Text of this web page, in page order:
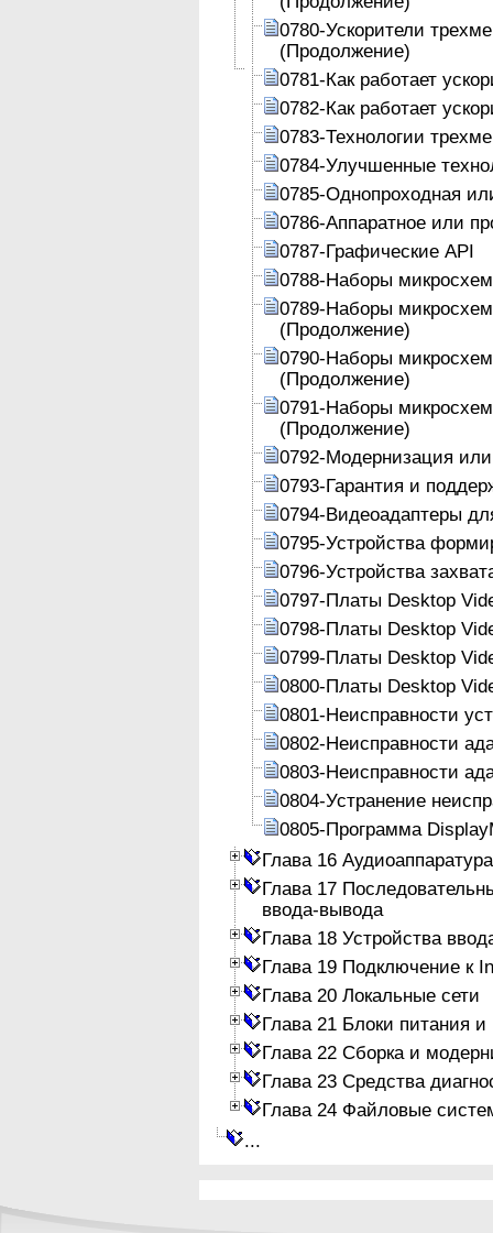
0780-Ускорители
(Продолжение)
0781-Как работает
0782-Как работает
0783-Технологии
0784-Улучшенные
0785-Однопроходная
0786-Аппаратное или
0787-Графические API
0788-Наборы
0789-Наборы
(Продолжение)
0790-Наборы
(Продолжение)
0791-Наборы
(Продолжение)
0792-Модернизация или
0793-Гарантия и
0794-Видеоадаптеры
0795-Устройства
0796-Устройства
0797-Платы Desktop
0798-Платы Desktop
0799-Платы Desktop
0800-Платы Desktop
0801-Неисправности
0802-Неисправности
0803-Неисправности
0804-Устранение
0805-Программа
Глава 16 Аудиоаппаратура
Глава 17
ввода-вывода
Глава 18 Устройства
Глава 19 Подключение к
Глава 20 Локальные сети
Глава 21 Блоки питания и
Глава 22 Сборка и
Глава 23 Средства
Глава 24 Файловые